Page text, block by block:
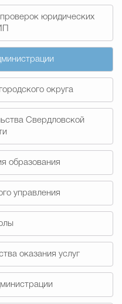
Противодействие
Муниципальные
палата Городского
Гостям Городского
юридических
округа
Свердловской
образования
управления
оказания услуг